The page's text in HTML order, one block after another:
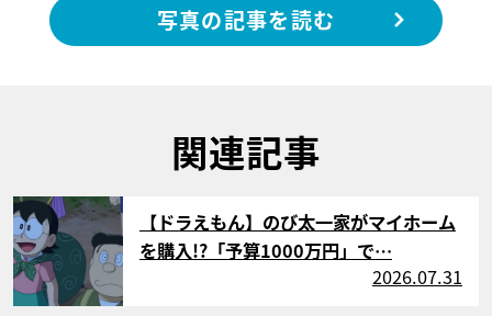
写真の記事を読む
関連記事
サムネイル
【ドラえもん】のび太一家がマイホーム
を購入!?「予算1000万円」で…
2026.07.31